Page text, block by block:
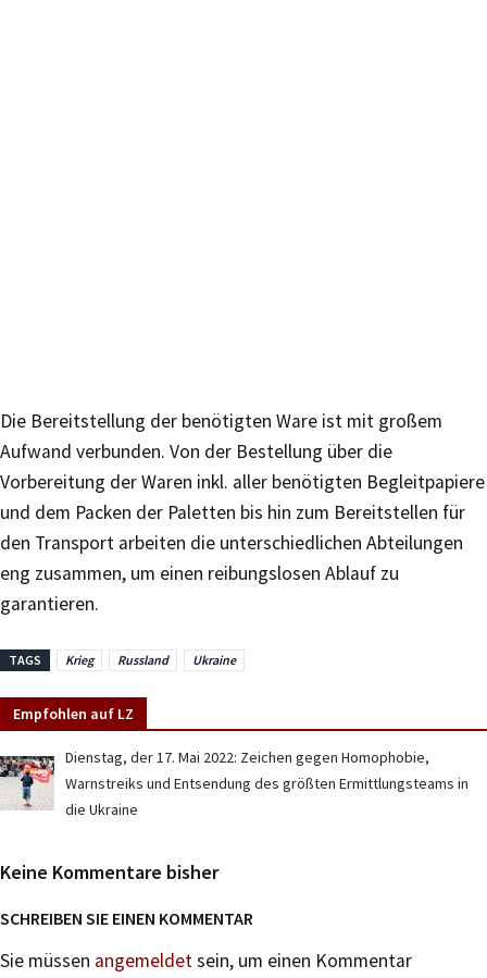
Die Bereitstellung der benötigten Ware ist mit großem
Aufwand verbunden. Von der Bestellung über die
Vorbereitung der Waren inkl. aller benötigten Begleitpapiere
und dem Packen der Paletten bis hin zum Bereitstellen für
den Transport arbeiten die unterschiedlichen Abteilungen
eng zusammen, um einen reibungslosen Ablauf zu
garantieren.
TAGS Krieg Russland Ukraine
Empfohlen auf LZ
Dienstag, der 17. Mai 2022: Zeichen gegen Homophobie,
Warnstreiks und Entsendung des größten Ermittlungsteams in
die Ukraine
Keine Kommentare bisher
SCHREIBEN SIE EINEN KOMMENTAR
Sie müssen angemeldetsein, um einen Kommentar